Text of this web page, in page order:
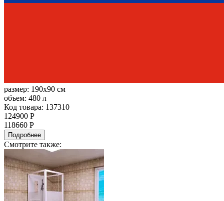
размер: 190x90 см
объем: 480 л
Код товара: 137310
124900 Р
118660 Р
Подробнее
Смотрите также: